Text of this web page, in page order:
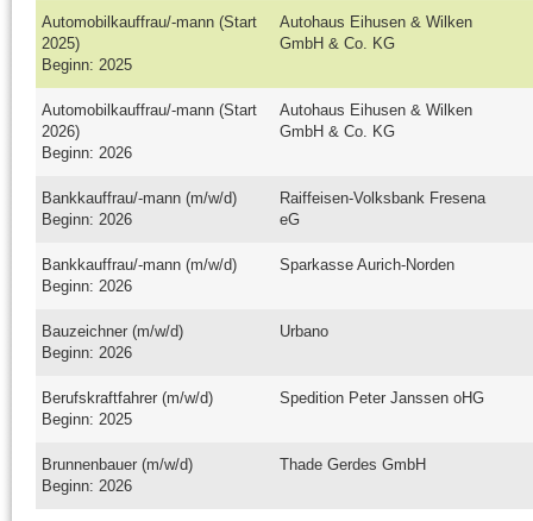
Automobilkauffrau/-mann (Start
2025)
Beginn: 2025
Autohaus Eihusen & Wilken
GmbH & Co. KG
Automobilkauffrau/-mann (Start
2026)
Beginn: 2026
Autohaus Eihusen & Wilken
GmbH & Co. KG
Bankkauffrau/-mann (m/w/d)
Beginn: 2026
Raiffeisen-Volksbank Fresena
eG
Bankkauffrau/-mann (m/w/d)
Beginn: 2026
Sparkasse Aurich-Norden
Bauzeichner (m/w/d)
Beginn: 2026
Urbano
Berufskraftfahrer (m/w/d)
Beginn: 2025
Spedition Peter Janssen oHG
Brunnenbauer (m/w/d)
Beginn: 2026
Thade Gerdes GmbH